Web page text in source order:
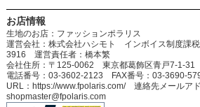
お店情報
生地のお店：ファッションポラリス
運営会社：株式会社ハシモト インボイス制度課
3916 運営責任者：橋本繁
会社住所：〒125-0062 東京都葛飾区青戸7-1-31
電話番号：03-3602-2123 FAX番号：03-3690-
URL：https://www.fpolaris.com/ 連絡先メールアド
shopmaster@fpolaris.com